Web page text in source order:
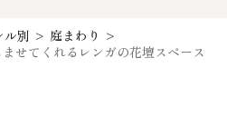
ル別 > 庭まわり >
せてくれるレンガの花壇スペース